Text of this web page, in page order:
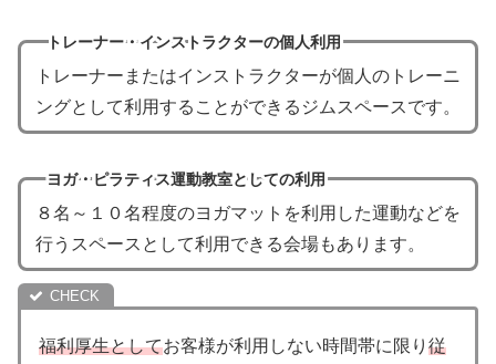
トレーナー・インストラクターの個人利用
トレーナーまたはインストラクターが個人のトレーニ
ングとして利用することができるジムスペースです。
ヨガ・ピラティス運動教室としての利用
８名～１０名程度のヨガマットを利用した運動などを
行うスペースとして利用できる会場もあります。
福利厚生としてお客様が利用しない時間帯に限り 従